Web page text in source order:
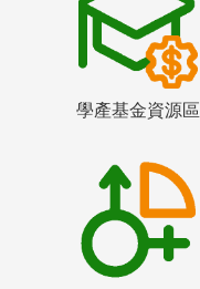
學產基金資源區